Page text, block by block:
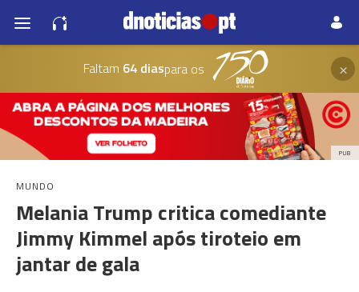
Faltam 64 diaspara os ×
PUB
MUNDO
Melania Trump critica comediante
Jimmy Kimmel após tiroteio em
jantar de gala